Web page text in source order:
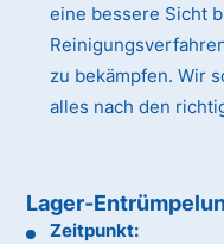
eine bessere Sicht
zu bekämpfen. Wir
alles nach den
Lager-
Zeitpunkt: